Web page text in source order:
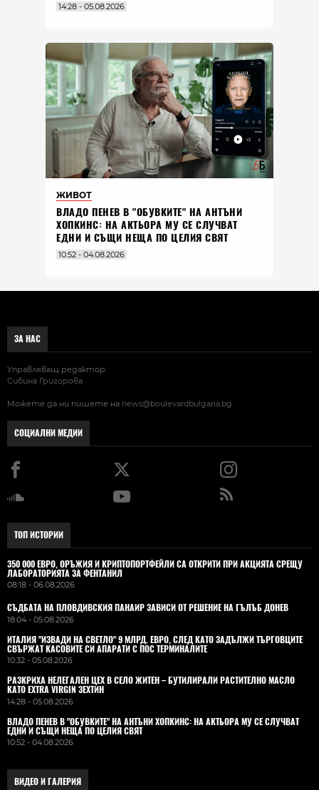
14:28 - 05.08.2026
ЖИВОТ
ВЛАДO ПЕНЕВ В "ОБУВКИТЕ" НА АНТЪНИ
ХОПКИНС: НА АКТЬОРА МУ СЕ СЛУЧВАТ
ЕДНИ И СЪЩИ НЕЩА ПО ЦЕЛИЯ СВЯТ
10:52 - 04.08.2026
ЗА НАС
Управляващ редактор:
Сибина Григорова
Можете да ни пишете на news@boulevardbulgaria.bg
СОЦИАЛНИ МЕДИИ
ТОП ИСТОРИИ
350 000 ЕВРО, ОРЪЖИЯ И КРИПТОПОРТФЕЙЛИ СА ОТКРИТИ ПРИ АКЦИЯТА СРЕЩУ
ЛАБОРАТОРИЯТА ЗА ФЕНТАНИЛ
08:18 - 06.08.2026
СЪДБАТА НА ПЛОВДИВСКИЯ ПАНАИР ЗАВИСИ ОТ РЕШЕНИЕ НА ГЪЛЪБ ДОНЕВ
18:04 - 05.08.2026
ИТАЛИЯ "ИЗВАДИ НА СВЕТЛО" 9 МЛРД. ЕВРО, СЛЕД КАТО ЗАДЪЛЖИ ТЪРГОВЦИТЕ
СВЪРЖАТ КАСОВИТЕ СИ АПАРАТИ С ПОС ТЕРМИНАЛИТЕ
10:32 - 05.08.2026
РАЗКРИХА НЕЛЕГАЛЕН ЦЕХ В СЕЛО ЖИТЕН – БУТИЛИРАЛИ РАСТИТЕЛНО МАСЛО
КАТО EXTRA VIRGIN ЗЕХТИН
14:28 - 05.08.2026
ВЛАДO ПЕНЕВ В "ОБУВКИТЕ" НА АНТЪНИ ХОПКИНС: НА АКТЬОРА МУ СЕ СЛУЧВАТ
ЕДНИ И СЪЩИ НЕЩА ПО ЦЕЛИЯ СВЯТ
10:52 - 04.08.2026
ВИДЕО И ГАЛЕРИЯ